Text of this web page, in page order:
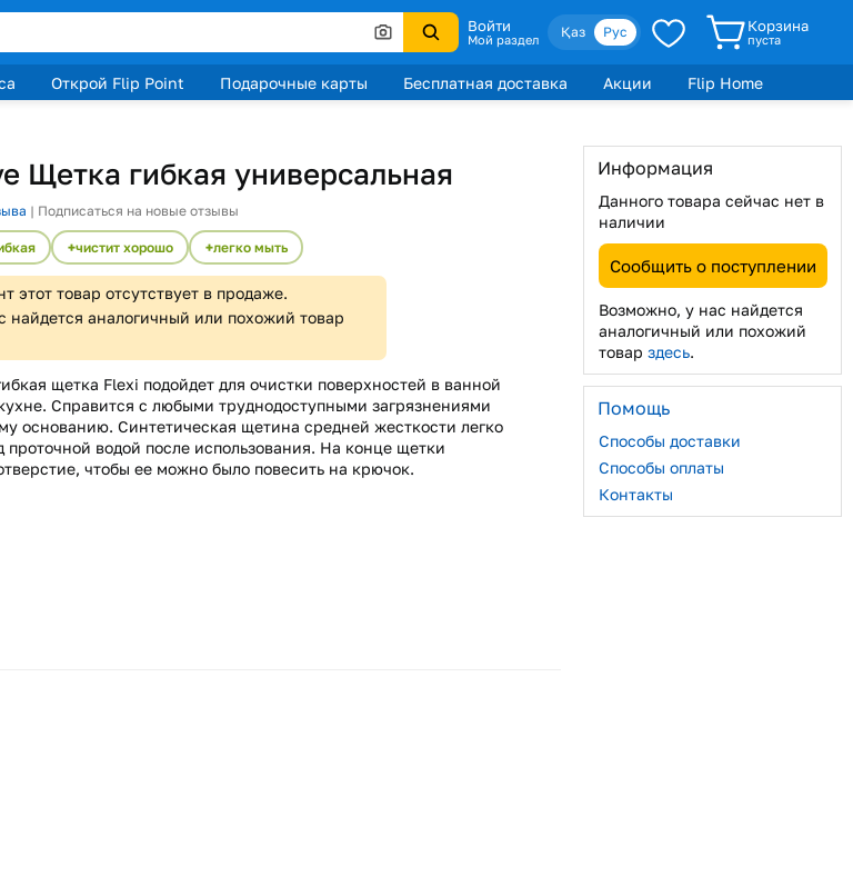
Войти
Мой раздел Қаз Рус Корзина
пуста
Открой Flip Point Подарочные карты Бесплатная доставка Акции
Flip Home
Щетка гибкая универсальная
| Подписаться на новые отзывы
чистит хорошо легко мыть
этот товар отсутствует в продаже.
найдется аналогичный или похожий товар
щетка Flexi подойдет для очистки поверхностей в ванной
Справится с любыми труднодоступными загрязнениями
основанию. Синтетическая щетина средней жесткости легко
проточной водой после использования. На конце щетки
чтобы ее можно было повесить на крючок.
Информация
Данного товара сейчас нет в
наличии
Сообщить о поступлении
Возможно, у нас найдется
аналогичный или похожий
товар здесь.
Помощь
Способы доставки
Способы оплаты
Контакты